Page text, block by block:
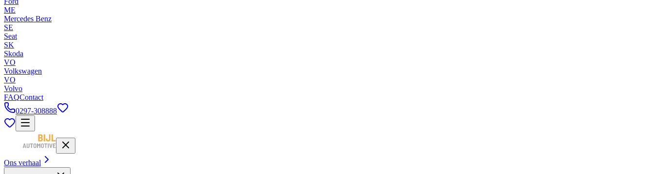
ME
Mercedes Benz
SE
Seat
SK
Skoda
VO
Volkswagen
VO
Volvo
FAQContact
0297-308888
Ons verhaal